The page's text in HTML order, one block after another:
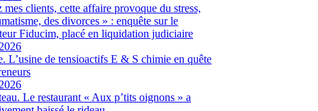
mes clients, cette affaire provoque du stress,
des divorces » : enquête sur le
Fiducim, placé en liquidation judiciaire
L’usine de tensioactifs E & S chimie en quête
Le restaurant « Aux p’tits oignons » a